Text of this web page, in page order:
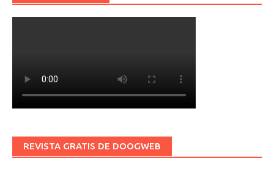
REVISTA GRATIS DE DOOGWEB